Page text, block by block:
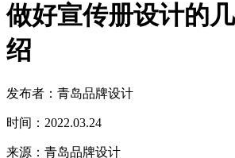
做好宣传册设计的
绍
发布者：青岛品牌设计
时间：2022.03.24
来源：青岛品牌设计